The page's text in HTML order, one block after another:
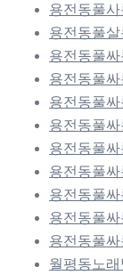
용전동풀사
용전동풀살
용전동풀싸
용전동풀싸
용전동풀싸
용전동풀싸
용전동풀
용전동풀싸
용전동풀싸
용전동풀
용전동풀싸
월평동노래